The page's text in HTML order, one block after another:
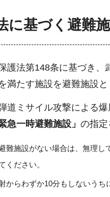
に基づく避難
護法第148条に基づき、
満たす施設を避難施設と
道ミサイル攻撃による
緊急一時避難施設」 の指定
難施設がない場合は、無理
ください。
からわずか10分もしないう